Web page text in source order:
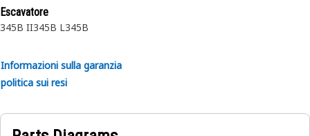
Escavatore
345B II345B L345B
Informazioni sulla garanzia
politica sui resi